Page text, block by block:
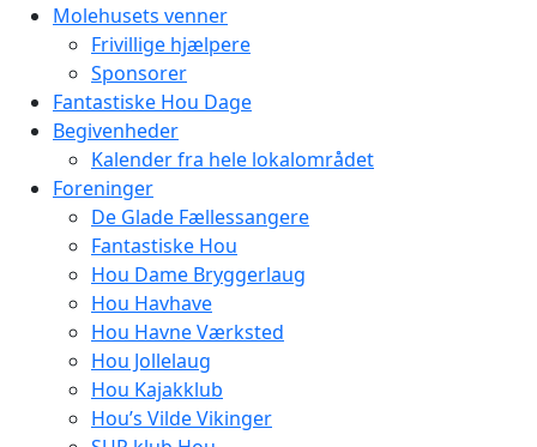
Molehusets venner
Frivillige hjælpere
Sponsorer
Fantastiske Hou Dage
Begivenheder
Kalender fra hele lokalområdet
Foreninger
De Glade Fællessangere
Fantastiske Hou
Hou Dame Bryggerlaug
Hou Havhave
Hou Havne Værksted
Hou Jollelaug
Hou Kajakklub
Hou’s Vilde Vikinger